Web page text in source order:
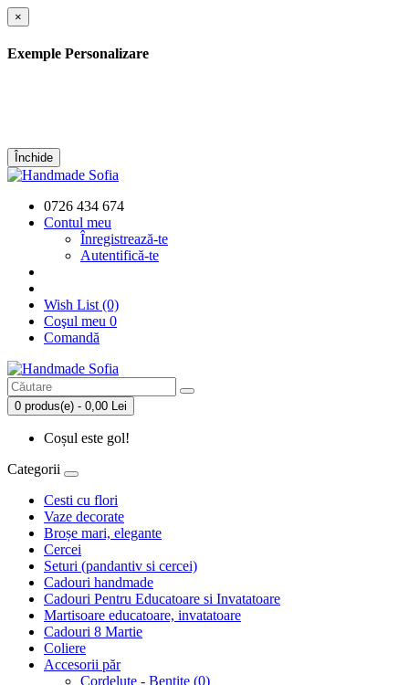
×
Exemple Personalizare
Închide
0726 434 674
Contul meu
Înregistrează-te
Autentifică-te
Wish List (0)
Coşul meu 0
Comandă
0 produs(e) - 0,00 Lei
Coșul este gol!
Categorii
Cesti cu flori
Vaze decorate
Broșe mari, elegante
Cercei
Seturi (pandantiv si cercei)
Cadouri handmade
Cadouri Pentru Educatoare si Invatatoare
Martisoare educatoare, invatatoare
Cadouri 8 Martie
Coliere
Accesorii păr
Cordeluțe - Bentițe (0)